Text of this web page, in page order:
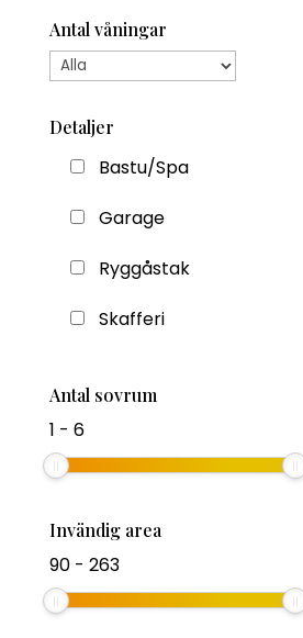
Antal våningar
Detaljer
Bastu/Spa
Garage
Ryggåstak
Skafferi
Antal sovrum
1 - 6
Invändig area
90- 263